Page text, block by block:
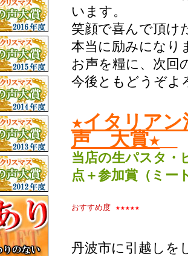
います。
笑顔で喜んで頂け
本当に励みになり
お声を糧に、次回
今後ともどうぞよ
★イタリア
声 大賞★
当店の生パスタ・
点＋参加賞（ミー
おすすめ度 ★★★★★
丹波市に引越しを